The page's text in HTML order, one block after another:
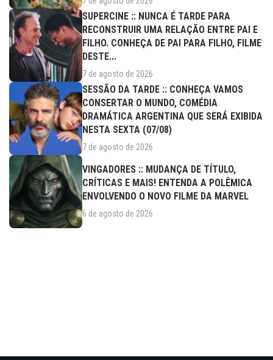
SUPERCINE :: NUNCA É TARDE PARA
RECONSTRUIR UMA RELAÇÃO ENTRE PAI E
FILHO. CONHEÇA DE PAI PARA FILHO, FILME
DESTE...
7 de agosto de 2026
SESSÃO DA TARDE :: CONHEÇA VAMOS
CONSERTAR O MUNDO, COMÉDIA
DRAMÁTICA ARGENTINA QUE SERÁ EXIBIDA
NESTA SEXTA (07/08)
7 de agosto de 2026
VINGADORES :: MUDANÇA DE TÍTULO,
CRÍTICAS E MAIS! ENTENDA A POLÊMICA
ENVOLVENDO O NOVO FILME DA MARVEL
6 de agosto de 2026